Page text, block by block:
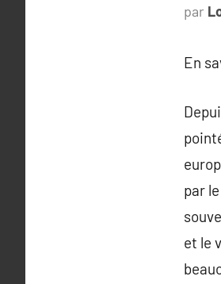
par
En
par
et le